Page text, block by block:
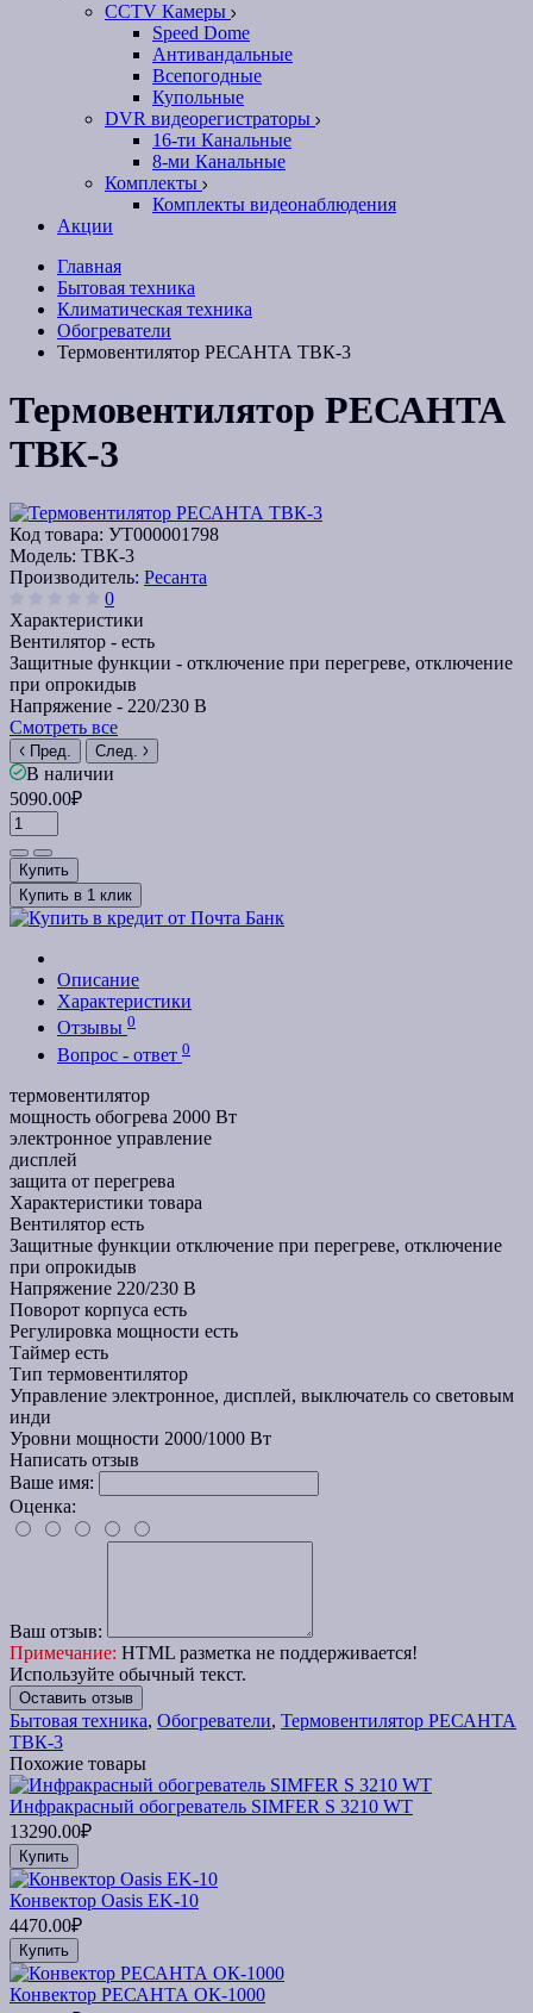
CCTV Камеры
Speed Dome
Антивандальные
Всепогодные
Купольные
DVR видеорегистраторы
16-ти Канальные
8-ми Канальные
Комплекты
Комплекты видеонаблюдения
Акции
Главная
Бытовая техника
Климатическая техника
Обогреватели
Термовентилятор РЕСАНТА ТВК-3
Термовентилятор РЕСАНТА
ТВК-3
Код товара: УТ000001798
Модель: ТВК-3
Производитель: Ресанта
0
Характеристики
Вентилятор - есть
Защитные функции - отключение при перегреве, отключение
при опрокидыв
Напряжение - 220/230 В
Смотреть все
Пред. След.
В наличии
5090.00₽
Купить
Купить в 1 клик
Описание
Характеристики
Отзывы 0
Вопрос - ответ 0
термовентилятор
мощность обогрева 2000 Вт
электронное управление
дисплей
защита от перегрева
Характеристики товара
Вентилятор есть
Защитные функции отключение при перегреве, отключение
при опрокидыв
Напряжение 220/230 В
Поворот корпуса есть
Регулировка мощности есть
Таймер есть
Тип термовентилятор
Управление электронное, дисплей, выключатель со световым
инди
Уровни мощности 2000/1000 Вт
Написать отзыв
Ваше имя:
Оценка:
Ваш отзыв:
Примечание: HTML разметка не поддерживается!
Используйте обычный текст.
Оставить отзыв
Бытовая техника, Обогреватели, Термовентилятор РЕСАНТА
ТВК-3
Похожие товары
Инфракрасный обогреватель SIMFER S 3210 WT
13290.00₽
Купить
Конвектор Oasis EK-10
4470.00₽
Купить
Конвектор РЕСАНТА ОК-1000